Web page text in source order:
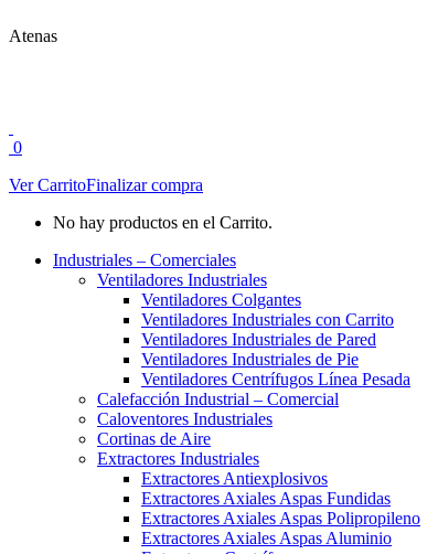
al
page
page
page
Atenas
0
Ver CarritoFinalizar compra
No hay productos en el Carrito.
Industriales – Comerciales
Ventiladores Industriales
Ventiladores Colgantes
Ventiladores Industriales con Carrito
Ventiladores Industriales de Pared
Ventiladores Industriales de Pie
Ventiladores Centrífugos Línea Pesada
Calefacción Industrial – Comercial
Caloventores Industriales
Cortinas de Aire
Extractores Industriales
Extractores Antiexplosivos
Extractores Axiales Aspas Fundidas
Extractores Axiales Aspas Polipropileno
Extractores Axiales Aspas Aluminio